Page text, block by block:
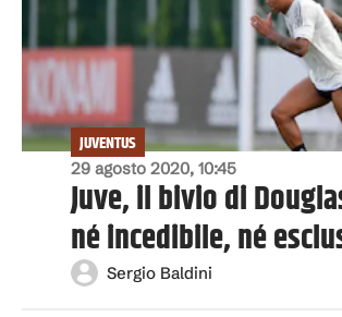
29 agosto 2020, 10:45
JUVENTUS
Juve, il bivio di
né incedibile, né
Sergio Baldini